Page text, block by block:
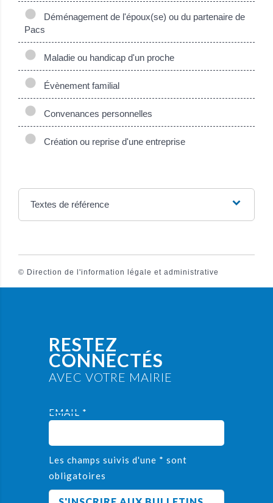
Déménagement de l'époux(se) ou du partenaire de
Pacs
Maladie ou handicap d'un proche
Évènement familial
Convenances personnelles
Création ou reprise d'une entreprise
Textes de référence
© Direction de l'information légale et administrative
RESTEZ
CONNECTÉS
AVEC VOTRE MAIRIE
EMAIL *
Les champs suivis d'une * sont
obligatoires